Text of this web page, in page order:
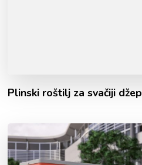
Plinski roštilj za svačiji džep